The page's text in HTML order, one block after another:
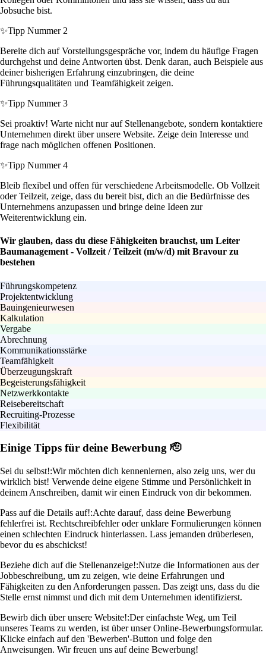
Jobsuche bist.
✨Tipp Nummer 2
Bereite dich auf Vorstellungsgespräche vor, indem du häufige Fragen
durchgehst und deine Antworten übst. Denk daran, auch Beispiele aus
deiner bisherigen Erfahrung einzubringen, die deine
Führungsqualitäten und Teamfähigkeit zeigen.
✨Tipp Nummer 3
Sei proaktiv! Warte nicht nur auf Stellenangebote, sondern kontaktiere
Unternehmen direkt über unsere Website. Zeige dein Interesse und
frage nach möglichen offenen Positionen.
✨Tipp Nummer 4
Bleib flexibel und offen für verschiedene Arbeitsmodelle. Ob Vollzeit
oder Teilzeit, zeige, dass du bereit bist, dich an die Bedürfnisse des
Unternehmens anzupassen und bringe deine Ideen zur
Weiterentwicklung ein.
Wir glauben, dass du diese Fähigkeiten brauchst, um Leiter
Baumanagement - Vollzeit / Teilzeit (m/w/d) mit Bravour zu
bestehen
Führungskompetenz
Projektentwicklung
Bauingenieurwesen
Kalkulation
Vergabe
Abrechnung
Kommunikationsstärke
Teamfähigkeit
Überzeugungskraft
Begeisterungsfähigkeit
Netzwerkkontakte
Reisebereitschaft
Recruiting-Prozesse
Flexibilität
Einige Tipps für deine Bewerbung 🫡
Sei du selbst!:Wir möchten dich kennenlernen, also zeig uns, wer du
wirklich bist! Verwende deine eigene Stimme und Persönlichkeit in
deinem Anschreiben, damit wir einen Eindruck von dir bekommen.
Pass auf die Details auf!:Achte darauf, dass deine Bewerbung
fehlerfrei ist. Rechtschreibfehler oder unklare Formulierungen können
einen schlechten Eindruck hinterlassen. Lass jemanden drüberlesen,
bevor du es abschickst!
Beziehe dich auf die Stellenanzeige!:Nutze die Informationen aus der
Jobbeschreibung, um zu zeigen, wie deine Erfahrungen und
Fähigkeiten zu den Anforderungen passen. Das zeigt uns, dass du die
Stelle ernst nimmst und dich mit dem Unternehmen identifizierst.
Bewirb dich über unsere Website!:Der einfachste Weg, um Teil
unseres Teams zu werden, ist über unser Online-Bewerbungsformular.
Klicke einfach auf den 'Bewerben'-Button und folge den
Anweisungen. Wir freuen uns auf deine Bewerbung!